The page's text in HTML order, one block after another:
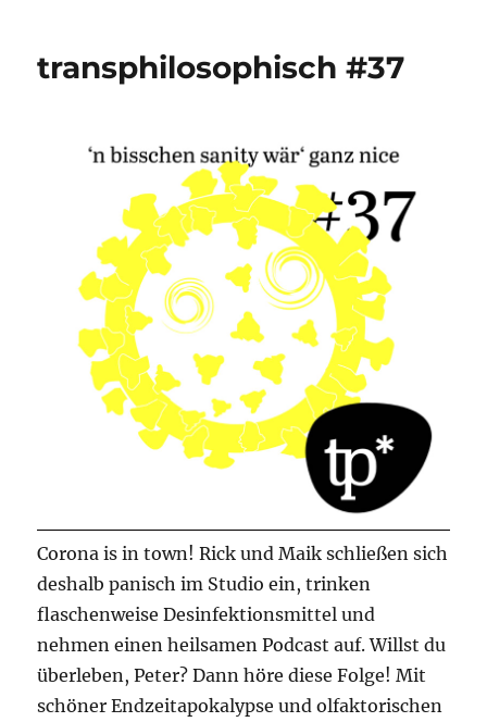
transphilosophisch #37
Corona is in town! Rick und Maik schließen sich
deshalb panisch im Studio ein, trinken
flaschenweise Desinfektionsmittel und
nehmen einen heilsamen Podcast auf. Willst du
überleben, Peter? Dann höre diese Folge! Mit
schöner Endzeitapokalypse und olfaktorischen